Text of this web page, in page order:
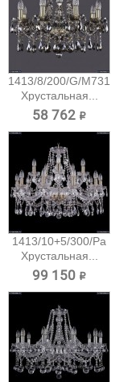
1413/8/200/G/M731
Хрустальная...
58 762 ₽
1413/10+5/300/Pa
Хрустальная...
99 150 ₽